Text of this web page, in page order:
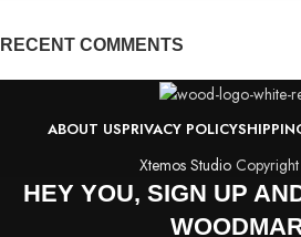
RECENT COMMENTS
ABOUT USPRIVACY POLICY
Xtemos Studio
HEY YOU, SIGN UP